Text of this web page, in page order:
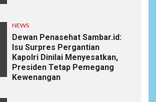
NEWS
Dewan Penasehat Sambar.id:
Isu Surpres Pergantian
Kapolri Dinilai Menyesatkan,
Presiden Tetap Pemegang
Kewenangan